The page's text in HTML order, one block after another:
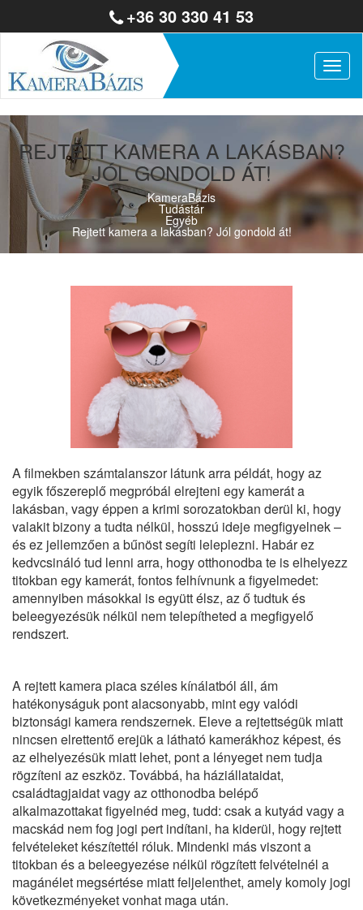
+36 30 330 41 53
REJTETT KAMERA A LAKÁSBAN?
JÓL GONDOLD ÁT!
KameraBázis
Tudástár
Egyéb
Rejtett kamera a lakásban? Jól gondold át!
A filmekben számtalanszor látunk arra példát, hogy az
egyik főszereplő megpróbál elrejteni egy kamerát a
lakásban, vagy éppen a krimi sorozatokban derül ki, hogy
valakit bizony a tudta nélkül, hosszú ideje megfigyelnek –
és ez jellemzően a bűnöst segíti leleplezni. Habár ez
kedvcsináló tud lenni arra, hogy otthonodba te is elhelyezz
titokban egy kamerát, fontos felhívnunk a figyelmedet:
amennyiben másokkal is együtt élsz, az ő tudtuk és
beleegyezésük nélkül nem telepítheted a megfigyelő
rendszert.
A rejtett kamera piaca széles kínálatból áll, ám
hatékonyságuk pont alacsonyabb, mint egy valódi
biztonsági kamera rendszernek. Eleve a rejtettségük miatt
nincsen elrettentő erejük a látható kamerákhoz képest, és
az elhelyezésük miatt lehet, pont a lényeget nem tudja
rögzíteni az eszköz. Továbbá, ha háziállataidat,
családtagjaidat vagy az otthonodba belépő
alkalmazottakat figyelnéd meg, tudd: csak a kutyád vagy a
macskád nem fog jogi pert indítani, ha kiderül, hogy rejtett
felvételeket készítettél róluk. Mindenki más viszont a
titokban és a beleegyezése nélkül rögzített felvételnél a
magánélet megsértése miatt feljelenthet, amely komoly jogi
következményeket vonhat maga után.